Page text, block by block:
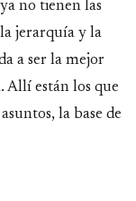
no tienen las
jerarquía y la
a ser la mejor
Allí están los que
la base de